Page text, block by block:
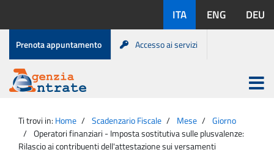
contenuto
disponibili:
ITA ENG DEU
Menu
di
servizio
Prenota appuntamento Accesso ai servizi
Agenzia
Entrate
Apri
menu
principale
Ti trovi in: Home Scadenzario Fiscale Mese
Giorno
Operatori finanziari - Imposta sostitutiva sulle plusvalenze:
Rilascio ai contribuenti dell'attestazione sui versamenti